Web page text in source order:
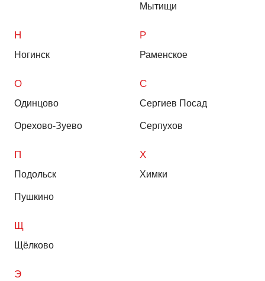
Мытищи
Н
Ногинск
О
Одинцово
Орехово-Зуево
П
Подольск
Пушкино
Р
Раменское
С
Сергиев Посад
Серпухов
Х
Химки
Щ
Щёлково
Э